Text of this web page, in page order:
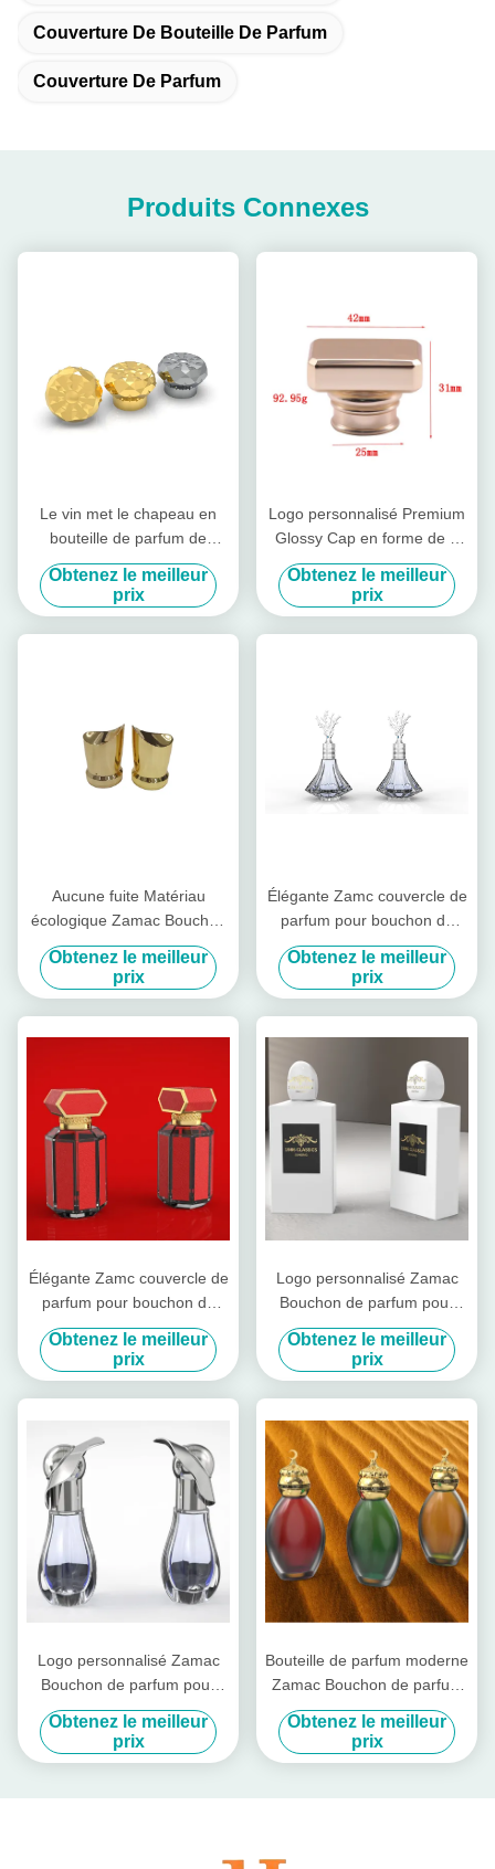
Couverture De Bouteille De Parfum
Couverture De Parfum
Produits Connexes
Le vin met le chapeau en
bouteille de parfum de
Zamac
Obtenez le meilleur
prix
Logo personnalisé Premium
Glossy Cap en forme de T
Zamac Cap parfumé pour
Fea 15
Obtenez le meilleur
prix
Aucune fuite Matériau
écologique Zamac Bouchon
de parfum pour bouteille de
parfum en verre
Obtenez le meilleur
prix
Élégante Zamc couvercle de
parfum pour bouchon de
bouteille Service OEM /
ODM disponible
Obtenez le meilleur
prix
Élégante Zamc couvercle de
parfum pour bouchon de
bouteille Service OEM /
ODM disponible
Obtenez le meilleur
prix
Logo personnalisé Zamac
Bouchon de parfum pour
bouchon de bouteille
Obtenez le meilleur
prix
Logo personnalisé Zamac
Bouchon de parfum pour
emballage de parfum
personnalisé
Obtenez le meilleur
prix
Bouteille de parfum moderne
Zamac Bouchon de parfum
pour bouteille de parfum
carré avec un look
personnalisé
Obtenez le meilleur
prix